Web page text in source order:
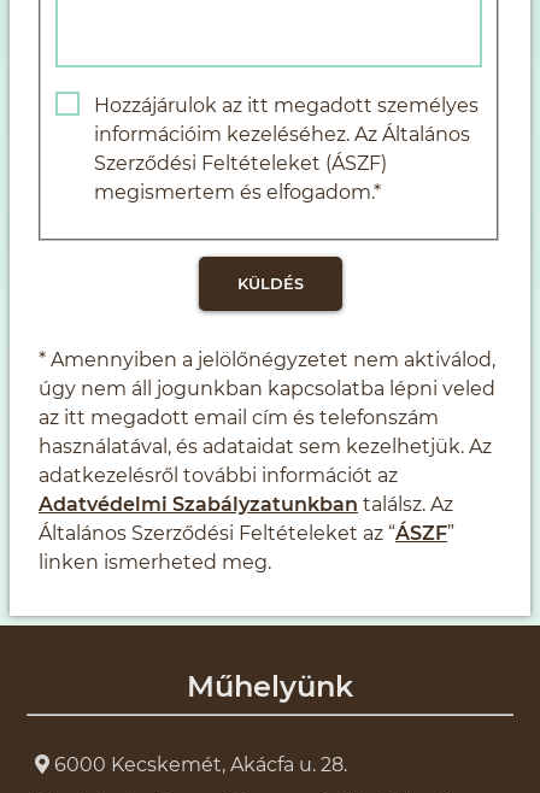
Hozzájárulok az itt megadott személyes
információim kezeléséhez. Az Általános
Szerződési Feltételeket (ÁSZF)
megismertem és elfogadom.*
* Amennyiben a jelölőnégyzetet nem aktiválod,
úgy nem áll jogunkban kapcsolatba lépni veled
az itt megadott email cím és telefonszám
használatával, és adataidat sem kezelhetjük. Az
adatkezelésről további információt az
Adatvédelmi Szabályzatunkban találsz. Az
Általános Szerződési Feltételeket az “ÁSZF”
linken ismerheted meg.
Műhelyünk
6000 Kecskemét, Akácfa u. 28.